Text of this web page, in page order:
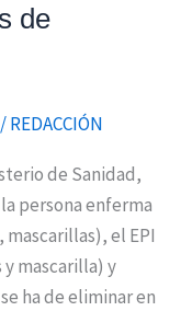
de
/REDACCIÓN
de Sanidad,
persona enferma
el EPI
mascarilla) y
ha de eliminar en